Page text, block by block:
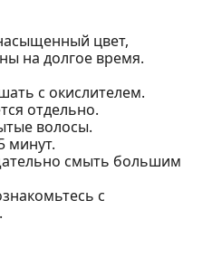
цвет,
на долгое время.
с окислителем.
отдельно.
волосы.
минут.
смыть большим
с
.